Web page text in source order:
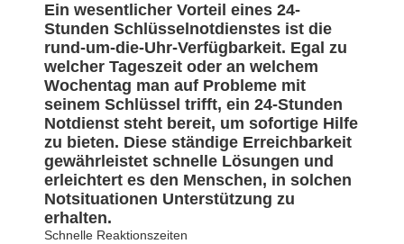
Ein wesentlicher Vorteil eines 24-
Stunden Schlüsselnotdienstes ist die
rund-um-die-Uhr-Verfügbarkeit. Egal zu
welcher Tageszeit oder an welchem
Wochentag man auf Probleme mit
seinem Schlüssel trifft, ein 24-Stunden
Notdienst steht bereit, um sofortige Hilfe
zu bieten. Diese ständige Erreichbarkeit
gewährleistet schnelle Lösungen und
erleichtert es den Menschen, in solchen
Notsituationen Unterstützung zu
erhalten.
Schnelle Reaktionszeiten